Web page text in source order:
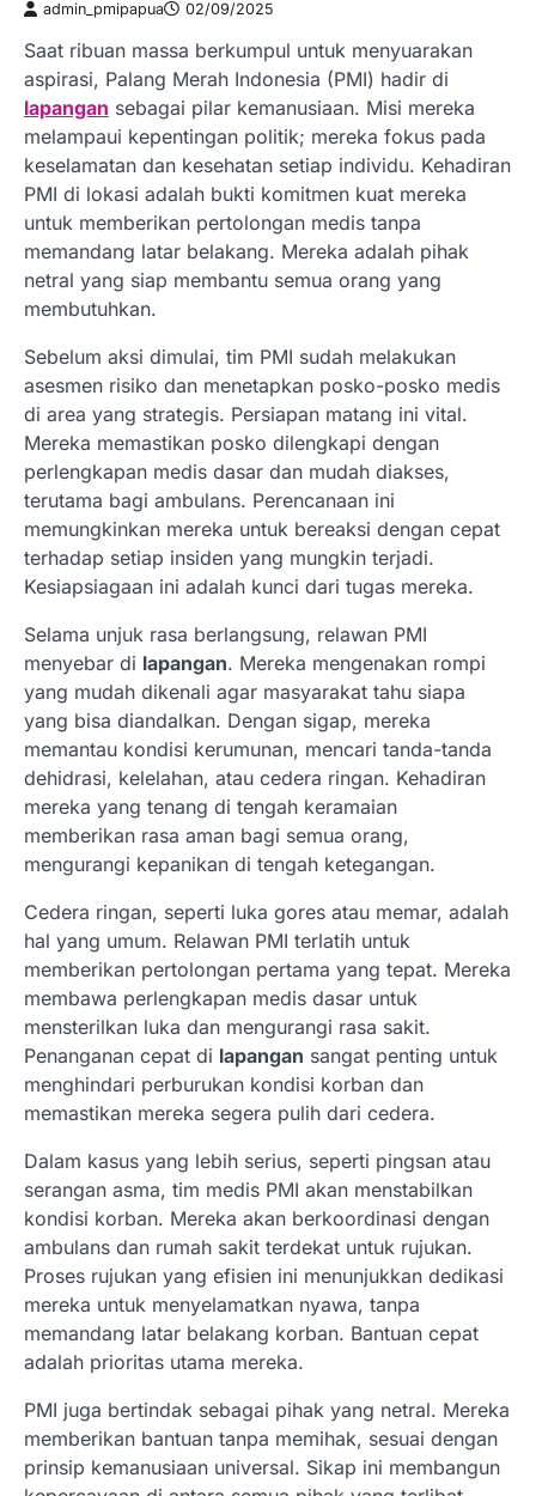
admin_pmipapua 02/09/2025
Saat ribuan massa berkumpul untuk menyuarakan
aspirasi, Palang Merah Indonesia (PMI) hadir di
lapangan sebagai pilar kemanusiaan. Misi mereka
melampaui kepentingan politik; mereka fokus pada
keselamatan dan kesehatan setiap individu. Kehadiran
PMI di lokasi adalah bukti komitmen kuat mereka
untuk memberikan pertolongan medis tanpa
memandang latar belakang. Mereka adalah pihak
netral yang siap membantu semua orang yang
membutuhkan.
Sebelum aksi dimulai, tim PMI sudah melakukan
asesmen risiko dan menetapkan posko-posko medis
di area yang strategis. Persiapan matang ini vital.
Mereka memastikan posko dilengkapi dengan
perlengkapan medis dasar dan mudah diakses,
terutama bagi ambulans. Perencanaan ini
memungkinkan mereka untuk bereaksi dengan cepat
terhadap setiap insiden yang mungkin terjadi.
Kesiapsiagaan ini adalah kunci dari tugas mereka.
Selama unjuk rasa berlangsung, relawan PMI
menyebar di lapangan. Mereka mengenakan rompi
yang mudah dikenali agar masyarakat tahu siapa
yang bisa diandalkan. Dengan sigap, mereka
memantau kondisi kerumunan, mencari tanda-tanda
dehidrasi, kelelahan, atau cedera ringan. Kehadiran
mereka yang tenang di tengah keramaian
memberikan rasa aman bagi semua orang,
mengurangi kepanikan di tengah ketegangan.
Cedera ringan, seperti luka gores atau memar, adalah
hal yang umum. Relawan PMI terlatih untuk
memberikan pertolongan pertama yang tepat. Mereka
membawa perlengkapan medis dasar untuk
mensterilkan luka dan mengurangi rasa sakit.
Penanganan cepat di lapangan sangat penting untuk
menghindari perburukan kondisi korban dan
memastikan mereka segera pulih dari cedera.
Dalam kasus yang lebih serius, seperti pingsan atau
serangan asma, tim medis PMI akan menstabilkan
kondisi korban. Mereka akan berkoordinasi dengan
ambulans dan rumah sakit terdekat untuk rujukan.
Proses rujukan yang efisien ini menunjukkan dedikasi
mereka untuk menyelamatkan nyawa, tanpa
memandang latar belakang korban. Bantuan cepat
adalah prioritas utama mereka.
PMI juga bertindak sebagai pihak yang netral. Mereka
memberikan bantuan tanpa memihak, sesuai dengan
prinsip kemanusiaan universal. Sikap ini membangun